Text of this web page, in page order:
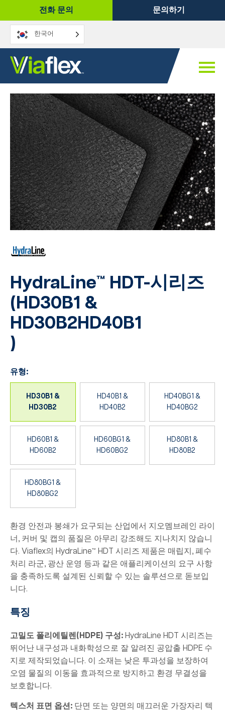
전화 문의 문의하기
한국어
HydraLine™ HDT-시리즈
(HD30B1 &
HD30B2HD40B1
)
유형:
HD30B1 &
HD30B2
HD40B1 &
HD40B2
HD40BG1 &
HD40BG2
HD60B1 &
HD60B2
HD60BG1 &
HD60BG2
HD80B1 &
HD80B2
HD80BG1 &
HD80BG2
환경 안전과 봉쇄가 요구되는 산업에서 지오멤브레인 라이
너, 커버 및 캡의 품질은 아무리 강조해도 지나치지 않습니
다. Viaflex의 HydraLine™ HDT 시리즈 제품은 매립지, 폐수
처리 라군, 광산 운영 등과 같은 애플리케이션의 요구 사항
을 충족하도록 설계된 신뢰할 수 있는 솔루션으로 돋보입
니다.
특징
고밀도 폴리에틸렌(HDPE) 구성: HydraLine HDT 시리즈는
뛰어난 내구성과 내화학성으로 잘 알려진 공압출 HDPE 수
지로 제작되었습니다. 이 소재는 낮은 투과성을 보장하여
오염 물질의 이동을 효과적으로 방지하고 환경 무결성을
보호합니다.
텍스처 표면 옵션: 단면 또는 양면의 매끄러운 가장자리 텍